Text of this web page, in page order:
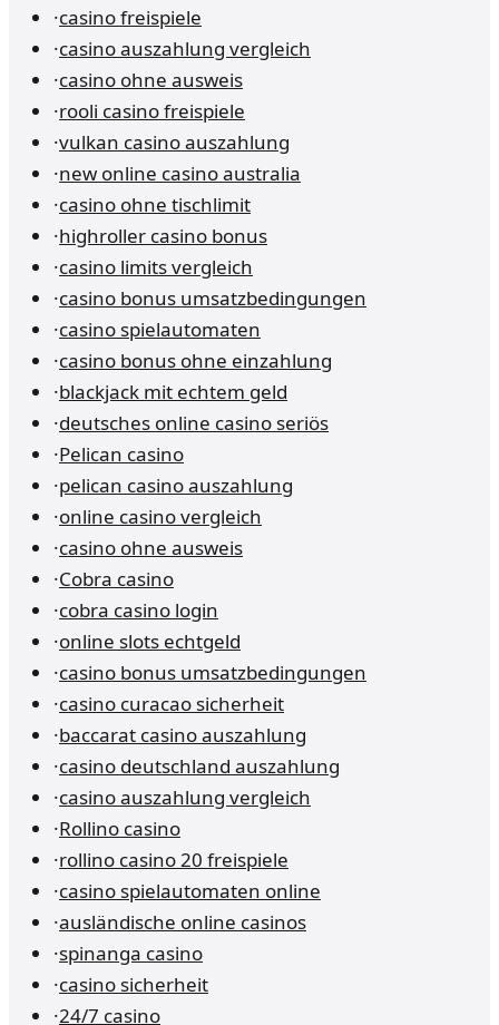
·casino freispiele
·casino auszahlung vergleich
·casino ohne ausweis
·rooli casino freispiele
·vulkan casino auszahlung
·new online casino australia
·casino ohne tischlimit
·highroller casino bonus
·casino limits vergleich
·casino bonus umsatzbedingungen
·casino spielautomaten
·casino bonus ohne einzahlung
·blackjack mit echtem geld
·deutsches online casino seriös
·Pelican casino
·pelican casino auszahlung
·online casino vergleich
·casino ohne ausweis
·Cobra casino
·cobra casino login
·online slots echtgeld
·casino bonus umsatzbedingungen
·casino curacao sicherheit
·baccarat casino auszahlung
·casino deutschland auszahlung
·casino auszahlung vergleich
·Rollino casino
·rollino casino 20 freispiele
·casino spielautomaten online
·ausländische online casinos
·spinanga casino
·casino sicherheit
·24/7 casino